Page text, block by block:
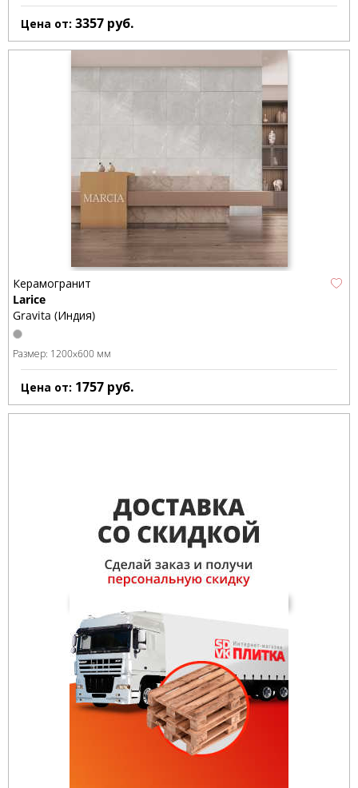
Цена от: 3357 руб.
Керамогранит
Larice
Gravita (Индия)
Размер: 1200x600 мм
Цена от: 1757 руб.